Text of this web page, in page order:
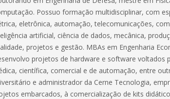
Possuo formação multidisciplinar, com
eletrônica, automação, telecomunicações,
artificial, ciência de dados, mecânica,
projetos e gestão. MBAs em Engenharia
projetos de hardware e software voltados
científica, comercial e de automação, entre
e administrador da Cerne Tecnologia,
embarcados, à comercialização de kits